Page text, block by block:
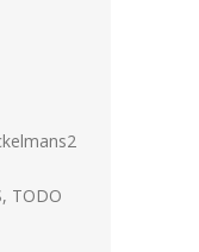
TODO